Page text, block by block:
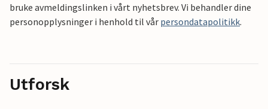
bruke avmeldingslinken i vårt nyhetsbrev. Vi behandler dine
personopplysninger i henhold til vår persondatapolitikk.
Utforsk